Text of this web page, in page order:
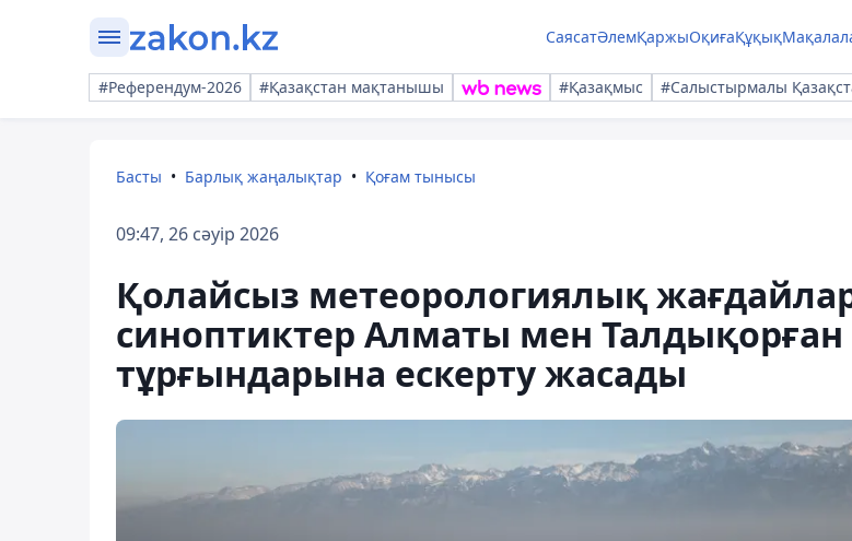
СаясатӘлемҚаржыОқиғаҚұқық
#Референдум-2026 #Қазақстан мақтанышы #Қазақмыс #Салыстырмалы
Басты Барлық жаңалықтар Қоғам тынысы
09:47, 26 сәуір 2026
Қолайсыз метеорологиялық
синоптиктер Алматы мен Талдықорған
тұрғындарына ескерту жасады